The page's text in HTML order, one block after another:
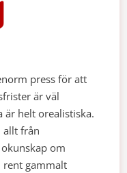
press för att
är väl
är helt orealistiska.
allt från
om
rent gammalt